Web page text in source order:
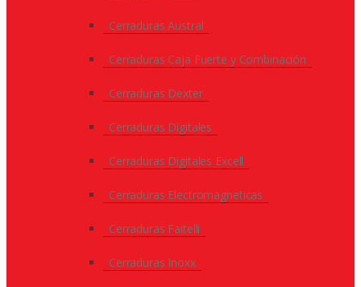
Cerraduras Austral
Cerraduras Caja Fuerte y Combinación
Cerraduras Dexter
Cerraduras Digitales
Cerraduras Digitales Excell
Cerraduras Electromagneticas
Cerraduras Faitelli
Cerraduras Inoxx